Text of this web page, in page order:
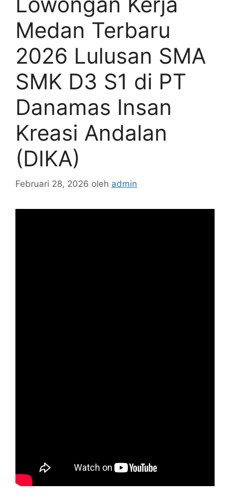
Medan Terbaru
2026 Lulusan SMA
SMK D3 S1 di PT
Danamas Insan
Kreasi Andalan
(DIKA)
Februari 28, 2026 oleh admin